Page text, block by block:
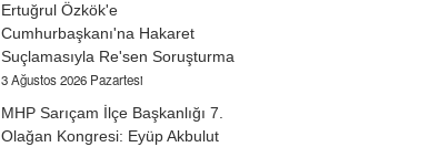
Ertuğrul Özkök'e
Cumhurbaşkanı'na Hakaret
Suçlamasıyla Re'sen Soruşturma
3 Ağustos 2026 Pazartesi
MHP Sarıçam İlçe Başkanlığı 7.
Olağan Kongresi: Eyüp Akbulut